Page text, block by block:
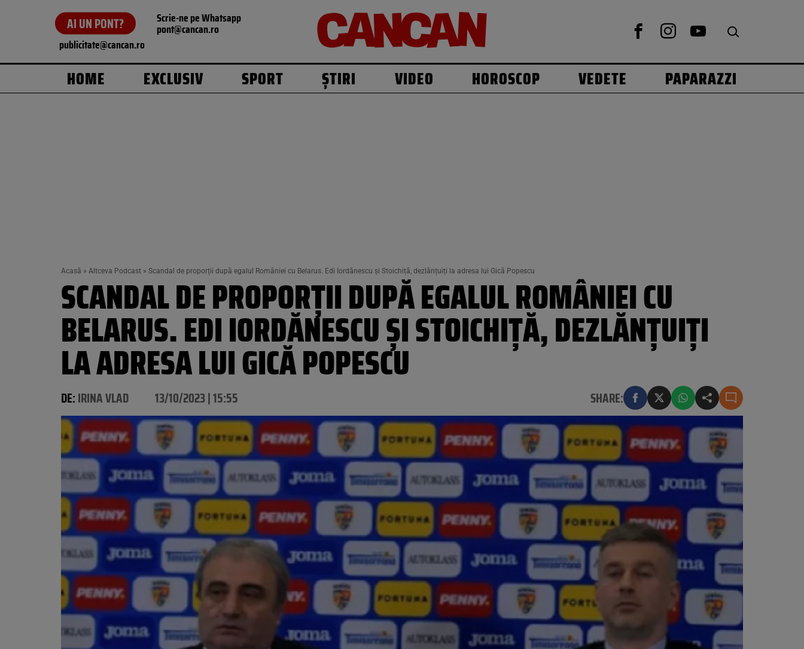
AI UN PONT? Scrie-ne pe Whatsapp
pont@cancan.ro
publicitate@cancan.ro
HOME EXCLUSIV SPORT ȘTIRI VIDEO HOROSCOP VEDETE PAPARAZZI
Acasă » Altceva Podcast » Scandal de proporții după egalul României cu Belarus. Edi Iordănescu și Stoichiță, dezlănțuiți la adresa lui Gică Popescu
SCANDAL DE PROPORȚII DUPĂ EGALUL ROMÂNIEI CU
BELARUS. EDI IORDĂNESCU ȘI STOICHIȚĂ, DEZLĂNȚUIȚI
LA ADRESA LUI GICĂ POPESCU
DE:IRINA VLAD 13/10/2023 | 15:55 SHARE: